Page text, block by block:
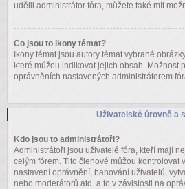
udělil administrátor fóra, můžete také mít
Co jsou to ikony témat?
Ikony témat jsou autory témat vybrané
které můžou indikovat jejich obsah. Možnost
oprávněních nastavených administrátorem
Uživatelské úrovně a
Kdo jsou to administrátoři?
Administrátoři jsou uživatelé fóra, kteří mají
celým fórem. Tito členové můžou kontrolovat
nastavení oprávnění, banování uživatelů,
nebo moderátorů atd. a to v závislosti na